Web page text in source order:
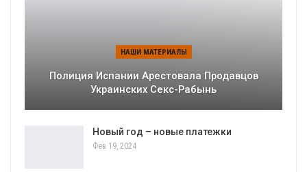
НАШИ МАТЕРИАЛЫ
Полиция Испании Арестовала Продавцов
Украинских Секс-Рабынь
Новый год – новые платежки
Фев 19, 2024